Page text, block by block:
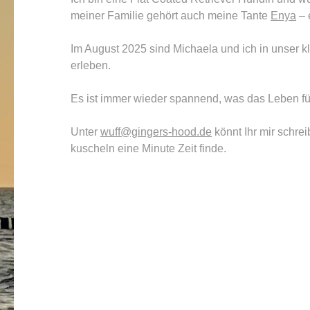
meiner Familie gehört auch meine Tante Enya –
Im August 2025 sind Michaela und ich in unser
erleben.
Es ist immer wieder spannend, was das Leben
Unter wuff@gingers-hood.de könnt Ihr mir
kuscheln eine Minute Zeit finde.